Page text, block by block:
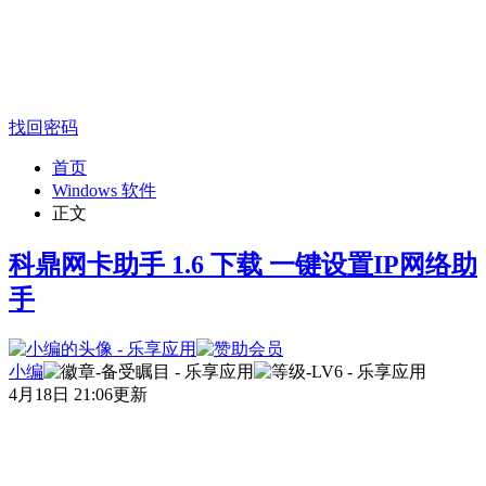
找回密码
首页
Windows 软件
正文
科鼎网卡助手 1.6 下载 一键设置IP网络助
手
小编
4月18日 21:06更新